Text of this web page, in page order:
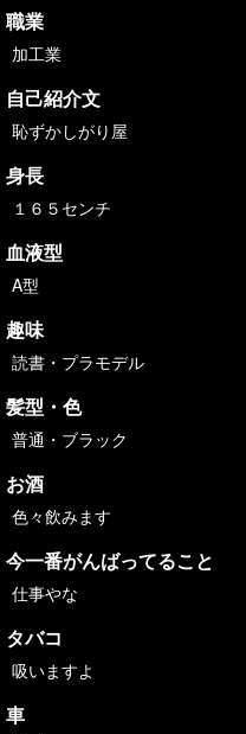
職業
加工業
自己紹介文
恥ずかしがり屋
身長
１６５センチ
血液型
A型
趣味
読書・プラモデル
髪型・色
普通・ブラック
お酒
色々飲みます
今一番がんばってること
仕事やな
タバコ
吸いますよ
車